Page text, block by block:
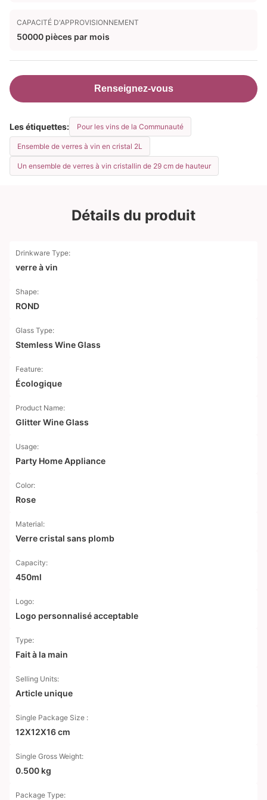
CAPACITÉ D'APPROVISIONNEMENT
50000 pièces par mois
Renseignez-vous
Les étiquettes: Pour les vins de la Communauté
Ensemble de verres à vin en cristal 2L
Un ensemble de verres à vin cristallin de 29 cm de hauteur
Détails du produit
Drinkware Type:
verre à vin
Shape:
ROND
Glass Type:
Stemless Wine Glass
Feature:
Écologique
Product Name:
Glitter Wine Glass
Usage:
Party Home Appliance
Color:
Rose
Material:
Verre cristal sans plomb
Capacity:
450ml
Logo:
Logo personnalisé acceptable
Type:
Fait à la main
Selling Units:
Article unique
Single Package Size :
12X12X16 cm
Single Gross Weight:
0.500 kg
Package Type: